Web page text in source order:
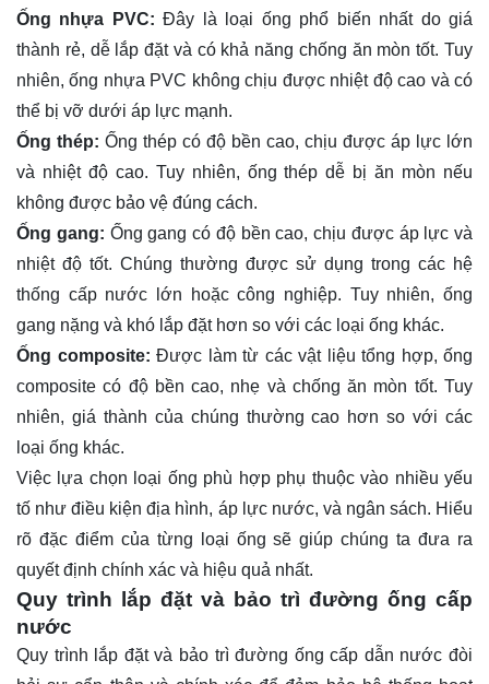
Ống nhựa PVC: Đây là loại ống phổ biến nhất do giá
thành rẻ, dễ lắp đặt và có khả năng chống ăn mòn tốt. Tuy
nhiên, ống nhựa PVC không chịu được nhiệt độ cao và có
thể bị vỡ dưới áp lực mạnh.
Ống thép: Ống thép có độ bền cao, chịu được áp lực lớn
và nhiệt độ cao. Tuy nhiên, ống thép dễ bị ăn mòn nếu
không được bảo vệ đúng cách.
Ống gang: Ống gang có độ bền cao, chịu được áp lực và
nhiệt độ tốt. Chúng thường được sử dụng trong các hệ
thống cấp nước lớn hoặc công nghiệp. Tuy nhiên, ống
gang nặng và khó lắp đặt hơn so với các loại ống khác.
Ống composite: Được làm từ các vật liệu tổng hợp, ống
composite có độ bền cao, nhẹ và chống ăn mòn tốt. Tuy
nhiên, giá thành của chúng thường cao hơn so với các
loại ống khác.
Việc lựa chọn loại ống phù hợp phụ thuộc vào nhiều yếu
tố như điều kiện địa hình, áp lực nước, và ngân sách. Hiểu
rõ đặc điểm của từng loại ống sẽ giúp chúng ta đưa ra
quyết định chính xác và hiệu quả nhất.
Quy trình lắp đặt và bảo trì đường ống cấp
nước
Quy trình lắp đặt và bảo trì đường ống cấp dẫn nước đòi